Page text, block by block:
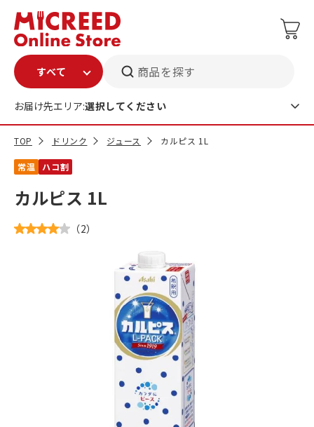
商品を探す
お届け先エリア:選択してください
TOP ドリンク ジュース カルピス 1L
常温 ハコ割
カルピス 1L
（2）